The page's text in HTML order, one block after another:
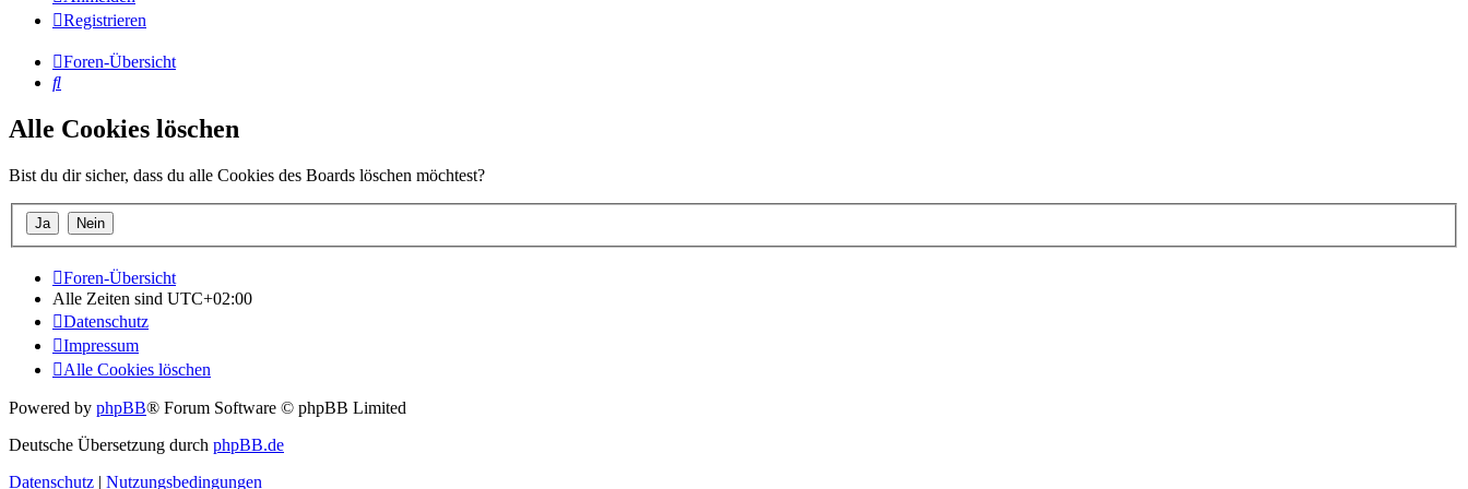
Registrieren
Foren-Übersicht
Suche
Alle Cookies löschen
Bist du dir sicher, dass du alle Cookies des Boards löschen möchtest?
Foren-Übersicht
Alle Zeiten sind UTC+02:00
Datenschutz
Impressum
Alle Cookies löschen
Powered by phpBB® Forum Software © phpBB Limited
Deutsche Übersetzung durch phpBB.de
Datenschutz | Nutzungsbedingungen